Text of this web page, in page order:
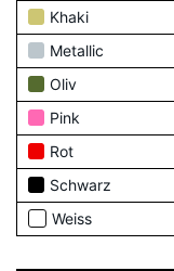
Khaki
Metallic
Oliv
Pink
Rot
Schwarz
Weiss